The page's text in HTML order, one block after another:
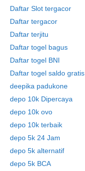
Daftar Slot tergacor
Daftar tergacor
Daftar terjitu
Daftar togel bagus
Daftar togel BNI
Daftar togel saldo gratis
deepika padukone
depo 10k Dipercaya
depo 10k ovo
depo 10k terbaik
depo 5k 24 Jam
depo 5k alternatif
depo 5k BCA